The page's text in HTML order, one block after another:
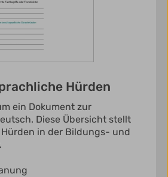
Hürden
ein Dokument zur
Diese Übersicht stellt
in der Bildungs- und